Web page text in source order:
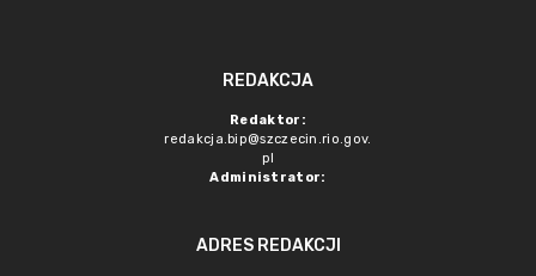
REDAKCJA
Redaktor:
redakcja.bip@szczecin.rio.gov.
pl
Administrator:
ADRES REDAKCJI